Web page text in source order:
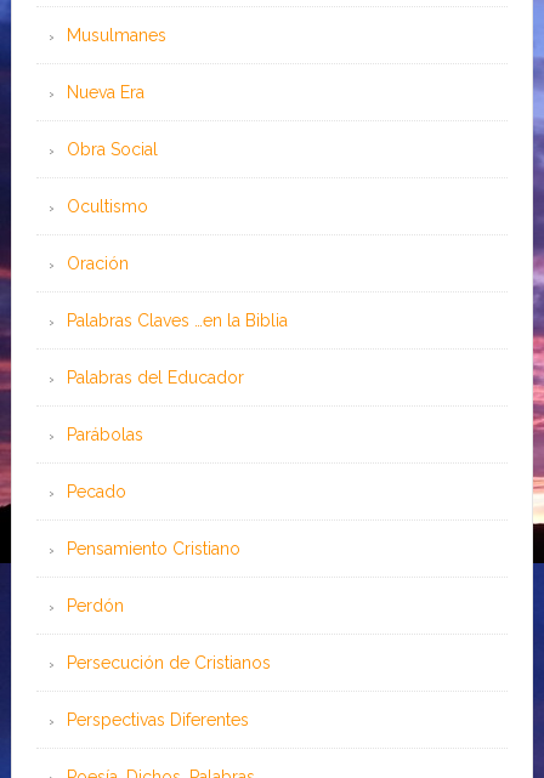
Musulmanes
Nueva Era
Obra Social
Ocultismo
Oración
Palabras Claves …en la Biblia
Palabras del Educador
Parábolas
Pecado
Pensamiento Cristiano
Perdón
Persecución de Cristianos
Perspectivas Diferentes